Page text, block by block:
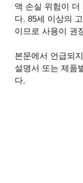
액 손실 위험이 더
다. 85세 이상의
이므로 사용이 권
본문에서 언급되
설명서 또는 제품
다.